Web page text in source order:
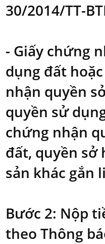
30/2014/TT-
- Giấy chứng
dụng đất
nhận quyền
quyền sử
chứng nhận
đất, quyền sở
sản khác gắn
Bước 2: Nộp
theo Thông